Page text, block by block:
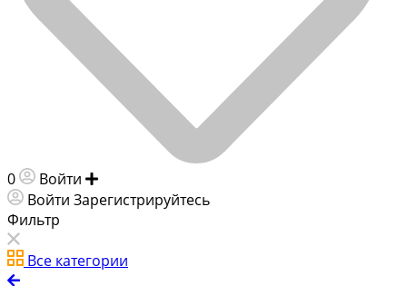
0 Войти
Войти Зарегистрируйтесь
Фильтр
Все категории